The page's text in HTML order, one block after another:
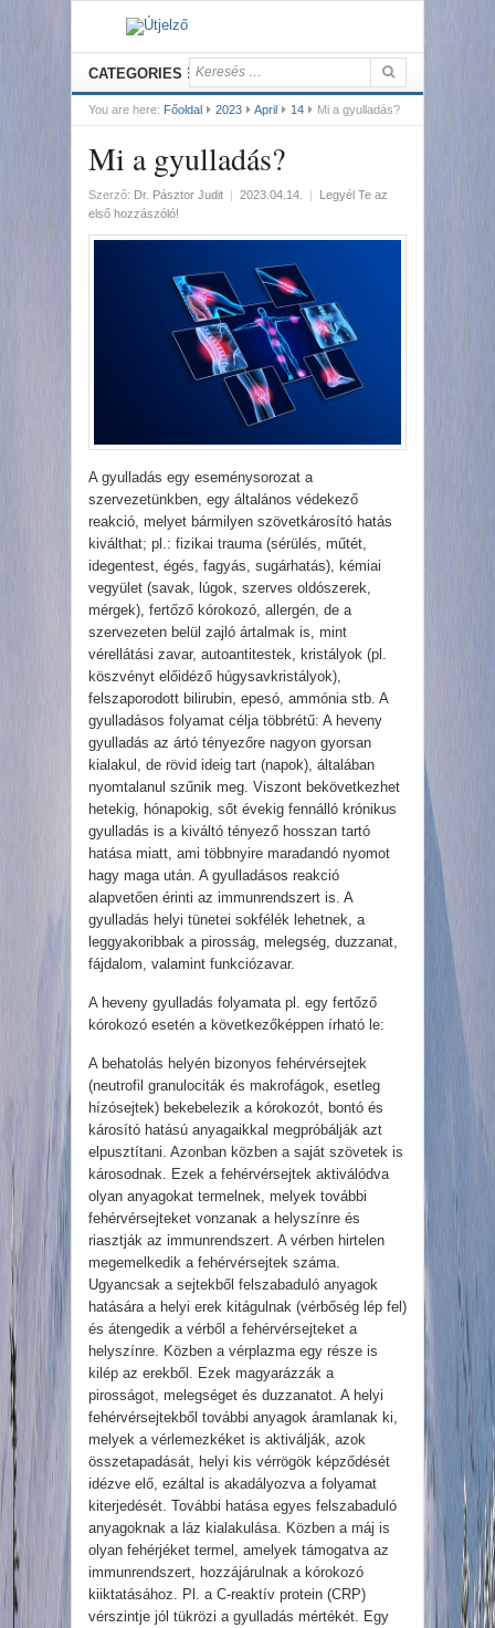
CATEGORIES
You are here: Főoldal 2023 April 14 Mi a gyulladás?
Mi a gyulladás?
Szerző: Dr. Pásztor Judit | 2023.04.14. |
Legyél Te az
első hozzászóló!
A gyulladás egy eseménysorozat a
szervezetünkben, egy általános védekező
reakció, melyet bármilyen szövetkárosító hatás
kiválthat; pl.: fizikai trauma (sérülés, műtét,
idegentest, égés, fagyás, sugárhatás), kémiai
vegyület (savak, lúgok, szerves oldószerek,
mérgek), fertőző kórokozó, allergén, de a
szervezeten belül zajló ártalmak is, mint
vérellátási zavar, autoantitestek, kristályok (pl.
köszvényt előidéző húgysavkristályok),
felszaporodott bilirubin, epesó, ammónia stb. A
gyulladásos folyamat célja többrétű: A heveny
gyulladás az ártó tényezőre nagyon gyorsan
kialakul, de rövid ideig tart (napok), általában
nyomtalanul szűnik meg. Viszont bekövetkezhet
hetekig, hónapokig, sőt évekig fennálló krónikus
gyulladás is a kiváltó tényező hosszan tartó
hatása miatt, ami többnyire maradandó nyomot
hagy maga után. A gyulladásos reakció
alapvetően érinti az immunrendszert is. A
gyulladás helyi tünetei sokfélék lehetnek, a
leggyakoribbak a pirosság, melegség, duzzanat,
fájdalom, valamint funkciózavar.
A heveny gyulladás folyamata pl. egy fertőző
kórokozó esetén a következőképpen írható le:
A behatolás helyén bizonyos fehérvérsejtek
(neutrofil granulociták és makrofágok, esetleg
hízósejtek) bekebelezik a kórokozót, bontó és
károsító hatású anyagaikkal megpróbálják azt
elpusztítani. Azonban közben a saját szövetek is
károsodnak. Ezek a fehérvérsejtek aktiválódva
olyan anyagokat termelnek, melyek további
fehérvérsejteket vonzanak a helyszínre és
riasztják az immunrendszert. A vérben hirtelen
megemelkedik a fehérvérsejtek száma.
Ugyancsak a sejtekből felszabaduló anyagok
hatására a helyi erek kitágulnak (vérbőség lép fel)
és átengedik a vérből a fehérvérsejteket a
helyszínre. Közben a vérplazma egy része is
kilép az erekből. Ezek magyarázzák a
pirosságot, melegséget és duzzanatot. A helyi
fehérvérsejtekből további anyagok áramlanak ki,
melyek a vérlemezkéket is aktiválják, azok
összetapadását, helyi kis vérrögök képződését
idézve elő, ezáltal is akadályozva a folyamat
kiterjedését. További hatása egyes felszabaduló
anyagoknak a láz kialakulása. Közben a máj is
olyan fehérjéket termel, amelyek támogatva az
immunrendszert, hozzájárulnak a kórokozó
kiiktatásához. Pl. a C-reaktív protein (CRP)
vérszintje jól tükrözi a gyulladás mértékét. Egy